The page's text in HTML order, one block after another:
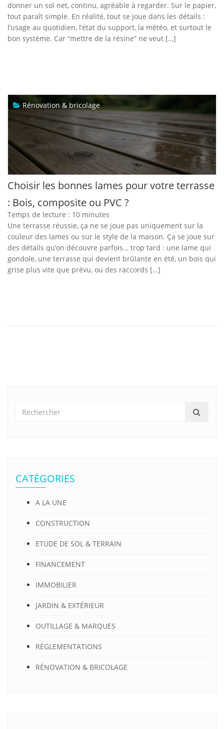
donner un sol net, continu, agréable à regarder. Sur le papier,
tout paraît simple. En réalité, tout se joue dans les détails :
l’usage au quotidien, l’état du support, la météo, et surtout le
bon système. Car “mettre de la résine” ne veut […]
Rénovation & bricolage
Choisir les bonnes lames pour votre terrasse
: Bois, composite ou PVC ?
Temps de lecture : 10 minutes
Une terrasse réussie, ça ne se joue pas uniquement sur la
couleur des lames ou sur le style de la maison. Ça se joue sur
des détails qu’on découvre parfois… trop tard : une lame qui
gondole, une terrasse qui devient brûlante en été, un bois qui
grise plus vite que prévu, ou des raccords […]
CATÉGORIES
A LA UNE
CONSTRUCTION
ETUDE DE SOL & TERRAIN
FINANCEMENT
IMMOBILIER
JARDIN & EXTÉRIEUR
OUTILLAGE & MARQUES
RÉGLEMENTATIONS
RÉNOVATION & BRICOLAGE